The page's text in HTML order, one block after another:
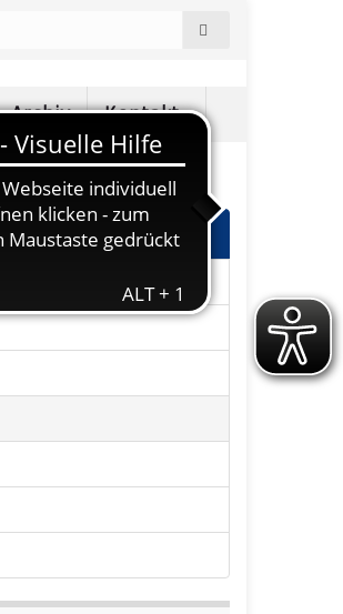
Archiv Kontakt